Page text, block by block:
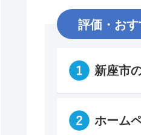
評価・お
新座市
ホーム